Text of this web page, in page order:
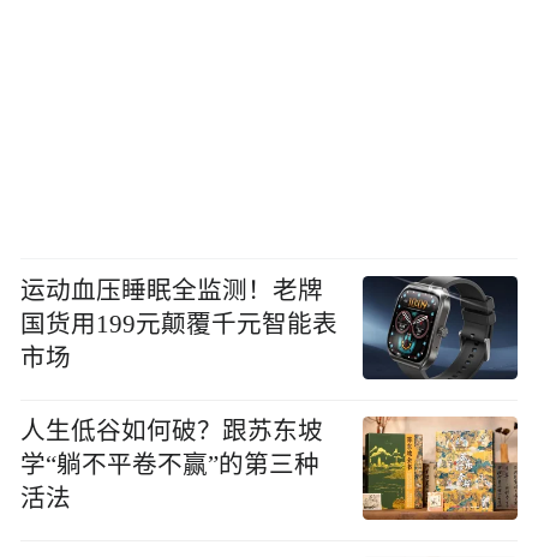
运动血压睡眠全监测！老牌
国货用199元颠覆千元智能表
市场
人生低谷如何破？跟苏东坡
学“躺不平卷不赢”的第三种
活法